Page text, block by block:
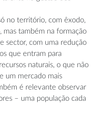
no território, com êxodo,
mas também na formação
sector, com uma redução
que entram para
naturais, o que não
um mercado mais
é relevante observar
– uma população cada